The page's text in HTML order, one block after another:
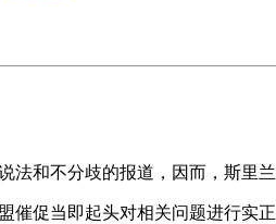
不分歧的报道，因而，斯里
促当即起头对相关问题进行实正